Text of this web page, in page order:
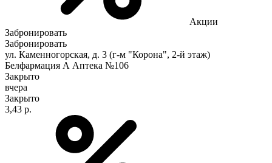
Акции
Забронировать
Забронировать
ул. Каменногорская, д. 3 (г-м "Корона", 2-й этаж)
Белфармация А Аптека №106
Закрыто
вчера
Закрыто
3,43 р.